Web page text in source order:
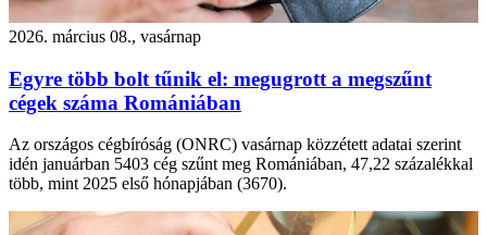
2026. március 08., vasárnap
Egyre több bolt tűnik el: megugrott a megszűnt
cégek száma Romániában
Az országos cégbíróság (ONRC) vasárnap közzétett adatai szerint
idén januárban 5403 cég szűnt meg Romániában, 47,22 százalékkal
több, mint 2025 első hónapjában (3670).